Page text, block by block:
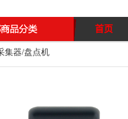
首页
集器/盘点机